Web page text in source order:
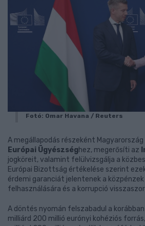
Fotó: Omar Havana / Reuters
A megállapodás részeként
Európai Ügyészséghez, megerősíti az
jogköreit, valamint felülvizsgálja a
Európai Bizottság értékelése szerint
érdemi garanciát jelentenek a
felhasználására és a korrupció
A döntés nyomán felszabadul a
milliárd 200 millió eurónyi kohéziós